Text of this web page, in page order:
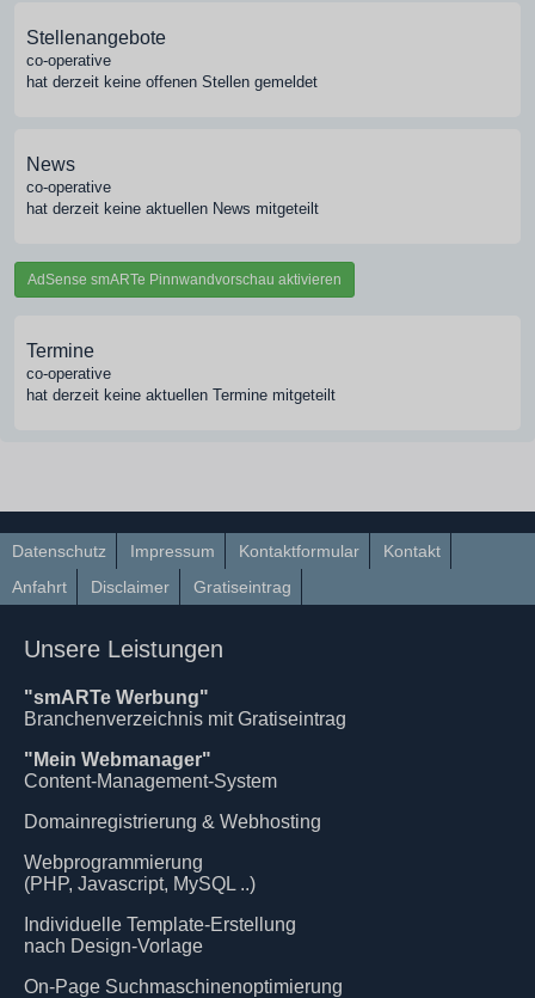
Stellenangebote
co-operative
hat derzeit keine offenen Stellen gemeldet
News
co-operative
hat derzeit keine aktuellen News mitgeteilt
AdSense smARTe Pinnwandvorschau aktivieren
Termine
co-operative
hat derzeit keine aktuellen Termine mitgeteilt
Datenschutz Impressum Kontaktformular
Kontakt
Anfahrt
Disclaimer Gratiseintrag
Unsere Leistungen
"smARTe Werbung"
Branchenverzeichnis mit Gratiseintrag
"Mein Webmanager"
Content-Management-System
Domainregistrierung & Webhosting
Webprogrammierung
(PHP, Javascript, MySQL ..)
Individuelle Template-Erstellung
nach Design-Vorlage
On-Page Suchmaschinenoptimierung